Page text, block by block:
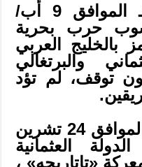
* 10 رمضان 961 هـ الموافق 9 أب/
نشوب حرب بحرية
العربي
والبرتغالي
بدون توقف، لم تؤد
* 15 رمضان 1224 هـ الموافق 24 تشرين
1809م: الدولة العثمانية
«تاتاريجه» ،